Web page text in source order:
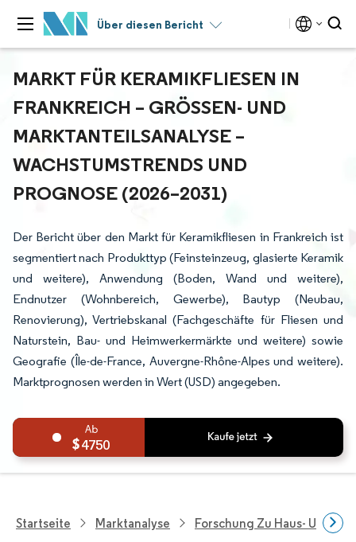
Über diesen Bericht
MARKT FÜR KERAMIKFLIESEN IN
FRANKREICH – GRÖSSEN- UND M
ARKTANTEILSANALYSE – W
ACHSTUMSTRENDS UND P
ROGNOSE (2026–2031)
Der Bericht über den Markt für Keramikfliesen in Frankreich ist
segmentiert nach Produkttyp (Feinsteinzeug, glasierte Keramik
und weitere), Anwendung (Boden, Wand und weitere),
Endnutzer (Wohnbereich, Gewerbe), Bautyp (Neubau,
Renovierung), Vertriebskanal (Fachgeschäfte für Fliesen und
Naturstein, Bau- und Heimwerkermärkte und weitere) sowie
Geografie (Île-de-France, Auvergne-Rhône-Alpes und weitere).
Marktprognosen werden in Wert (USD) angegeben.
4750
Startseite Marktanalyse Forschung Zu Haus- Und